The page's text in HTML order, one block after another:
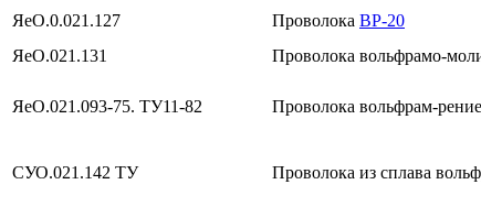
ЯеО.0.021.127
Проволока ВР-20
ЯеО.021.131
Проволока вольфрамо-
ЯеО.021.093-75. ТУ11-82 Проволока вольфрам-
СУО.021.142 ТУ Проволока из сплава